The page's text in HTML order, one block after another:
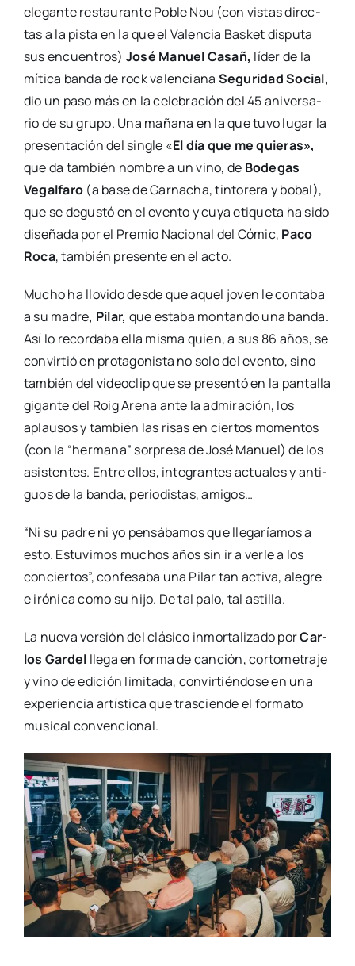
ele­gan­te res­tau­ran­te Poble Nou (con vis­tas direc­
tas a la pis­ta en la que el Valen­cia Bas­ket dispu­ta
sus encuen­tros) José Manuel Casañ, líder de la
míti­ca ban­da de rock valen­cia­na Segu­ri­dad Social,
dio un paso más en la cele­bra­ción del 45 ani­ver­sa­
rio de su gru­po. Una maña­na en la que tuvo lugar la
pre­sen­ta­ción del sin­gle «El día que me quie­ras»,
que da tam­bién nom­bre a un vino, de Bode­gas
Vegal­fa­ro (a base de Gar­na­cha, tin­to­re­ra y bobal),
que se degus­tó en el even­to y cuya eti­que­ta ha sido
dise­ña­da por el Pre­mio Nacio­nal del Cómic, Paco
Roca, tam­bién pre­sen­te en el acto.
Mucho ha llo­vi­do des­de que aquel joven le con­ta­ba
a su madre, Pilar, que esta­ba mon­tan­do una ban­da.
Así lo recor­da­ba ella mis­ma quien, a sus 86 años, se
con­vir­tió en pro­ta­go­nis­ta no solo del even­to, sino
tam­bién del video­clip que se pre­sen­tó en la pan­ta­lla
gigan­te del Roig Are­na ante la admi­ra­ción, los
aplau­sos y tam­bién las risas en cier­tos momen­tos
(con la “her­ma­na” sor­pre­sa de José Manuel) de los
asis­ten­tes. Entre ellos, inte­gran­tes actua­les y anti­
guos de la ban­da, perio­dis­tas, ami­gos…
“Ni su padre ni yo pen­sá­ba­mos que lle­ga­ría­mos a
esto. Estu­vi­mos muchos años sin ir a ver­le a los
con­cier­tos”, con­fe­sa­ba una Pilar tan acti­va, ale­gre
e iró­ni­ca como su hijo. De tal palo, tal asti­lla.
La nue­va ver­sión del clá­si­co inmor­ta­li­za­do porCar­
los Gar­del lle­ga en for­ma de can­ción, cor­to­me­tra­je
y vino de edi­ción limi­ta­da, con­vir­tién­do­se en una
expe­rien­cia artís­ti­ca que tras­cien­de el for­ma­to
musi­cal con­ven­cio­nal.